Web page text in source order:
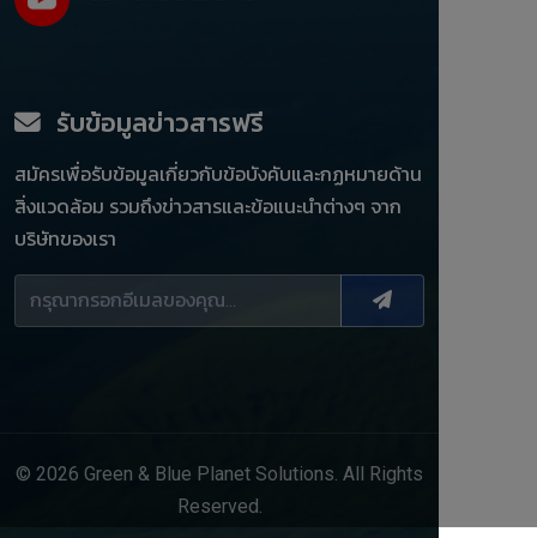
รับข้อมูลข่าวสารฟรี
สมัครเพื่อรับข้อมูลเกี่ยวกับข้อบังคับและกฏหมายด้าน
สิ่งแวดล้อม รวมถึงข่าวสารและข้อแนะนำต่างๆ จาก
บริษัทของเรา
© 2026 Green & Blue Planet Solutions. All Rights
Reserved.